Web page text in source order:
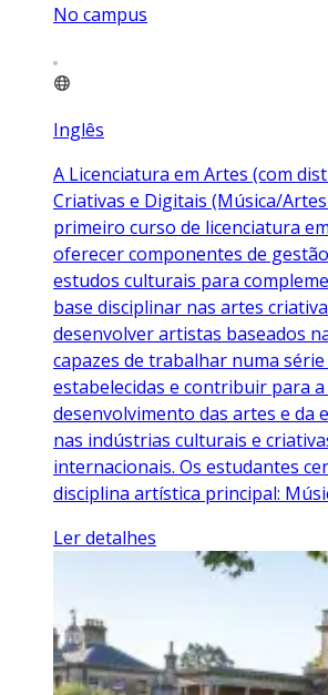
No campus
Inglês
A Licenciatura em Artes (com
Criativas e Digitais (Música/
primeiro curso de licenciatura
oferecer componentes de
estudos culturais para
base disciplinar nas artes
desenvolver artistas baseados
capazes de trabalhar numa
estabelecidas e contribuir para
desenvolvimento das artes e da
nas indústrias culturais e
internacionais. Os estudantes
disciplina artística principal:
Ler detalhes